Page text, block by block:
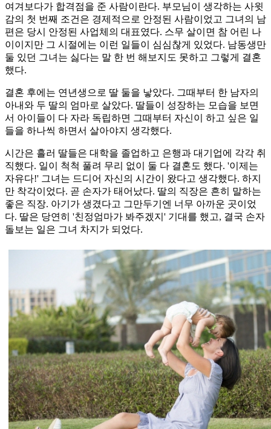
여겨보다가 합격점을 준 사람이란다. 부모님이 생각하는 사윗
감의 첫 번째 조건은 경제적으로 안정된 사람이었고 그녀의 남
편은 당시 안정된 사업체의 대표였다. 스무 살이면 참 어린 나
이이지만 그 시절에는 이런 일들이 심심찮게 있었다. 남동생만
둘 있던 그녀는 싫다는 말 한 번 해보지도 못하고 그렇게 결혼
했다.
결혼 후에는 연년생으로 딸 둘을 낳았다. 그때부터 한 남자의
아내와 두 딸의 엄마로 살았다. 딸들이 성장하는 모습을 보면
서 아이들이 다 자라 독립하면 그때부터 자신이 하고 싶은 일
들을 하나씩 하면서 살아야지 생각했다.
시간은 흘러 딸들은 대학을 졸업하고 은행과 대기업에 각각 취
직했다. 일이 척척 풀려 무리 없이 둘 다 결혼도 했다. '이제는
자유다!' 그녀는 드디어 자신의 시간이 왔다고 생각했다. 하지
만 착각이었다. 곧 손자가 태어났다. 딸의 직장은 흔히 말하는
좋은 직장. 아기가 생겼다고 그만두기엔 너무 아까운 곳이었
다. 딸은 당연히 '친정엄마가 봐주겠지' 기대를 했고, 결국 손자
돌보는 일은 그녀 차지가 되었다.